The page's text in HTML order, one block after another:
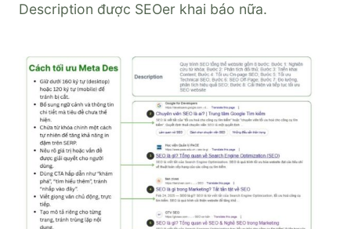
Description được SEOer khai báo nữa.